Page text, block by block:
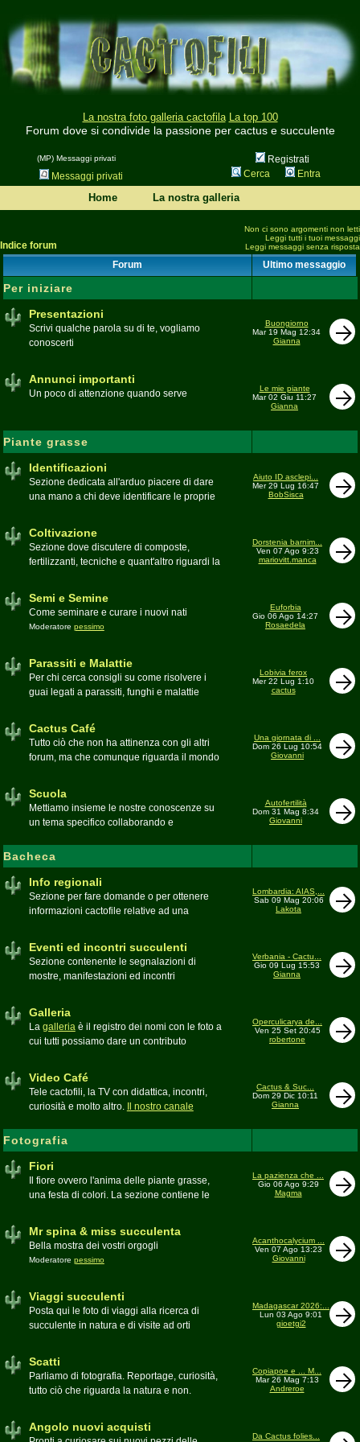
La nostra foto galleria cactofila La top 100
Forum dove si condivide la passione per cactus e succulente
(MP) Messaggi privati
Registrati
Messaggi privati
Cerca Entra
Home La nostra galleria
Indice forum
Non ci sono argomenti non letti
Leggi tutti i tuoi messaggi
Leggi messaggi senza risposta
Forum Ultimo messaggio
Per iniziare
Presentazioni
Scrivi qualche parola su di te, vogliamo
conoscerti
Buongiorno
Mar 19 Mag 12:34
Gianna
Annunci importanti
Un poco di attenzione quando serve
Le mie piante
Mar 02 Giu 11:27
Gianna
Piante grasse
Identificazioni
Sezione dedicata all'arduo piacere di dare
una mano a chi deve identificare le proprie
Aiuto ID asclepi...
Mer 29 Lug 16:47
BobSisca
Coltivazione
Sezione dove discutere di composte,
fertilizzanti, tecniche e quant'altro riguardi la
Dorstenia barnim...
Ven 07 Ago 9:23
mariovitt.manca
Semi e Semine
Come seminare e curare i nuovi nati
Moderatore pessimo
Euforbia
Gio 06 Ago 14:27
Rosaedela
Parassiti e Malattie
Per chi cerca consigli su come risolvere i
guai legati a parassiti, funghi e malattie
Lobivia ferox
Mer 22 Lug 1:10
cactus
Cactus Café
Tutto ciò che non ha attinenza con gli altri
forum, ma che comunque riguarda il mondo
Moderatore
Una giornata di ...
Dom 26 Lug 10:54
Giovanni
Scuola
Mettiamo insieme le nostre conoscenze su
un tema specifico collaborando e
cactofilo
Autofertilità
Dom 31 Mag 8:34
Giovanni
Bacheca
Info regionali
Sezione per fare domande o per ottenere
informazioni cactofile relative ad una
Lombardia: AIAS,...
Sab 09 Mag 20:06
Lakota
Eventi ed incontri succulenti
Sezione contenente le segnalazioni di
mostre, manifestazioni ed incontri
Verbania - Cactu...
Gio 09 Lug 15:53
Gianna
Galleria
La galleriaè il registro dei nomi con le foto a
cui tutti possiamo dare un contributo
spazio discutiamo SOLO di errori,
inesattezze, idee e altro inerenti l'argomento
Operculicarya de...
Ven 25 Set 20:45
robertone
Video Café
Tele cactofili, la TV con didattica, incontri,
curiosità e molto altro.
Il nostro canale
Cactus & Suc...
Dom 29 Dic 10:11
Gianna
Fotografia
Fiori
Il fiore ovvero l'anima delle piante grasse,
una festa di colori. La sezione contiene le
La pazienza che ...
Gio 06 Ago 9:29
Magma
Mr spina & miss succulenta
Bella mostra dei vostri orgogli
Moderatore pessimo
Acanthocalycium ...
Ven 07 Ago 13:23
Giovanni
Viaggi succulenti
Posta qui le foto di viaggi alla ricerca di
succulente in natura e di visite ad orti
Madagascar 2026:...
Lun 03 Ago 9:01
gioetgi2
Scatti
Parliamo di fotografia. Reportage, curiosità,
tutto ciò che riguarda la natura e non.
Copiapoe e ... M...
Mar 26 Mag 7:13
Andreroe
Angolo nuovi acquisti
Da Cactus folies...